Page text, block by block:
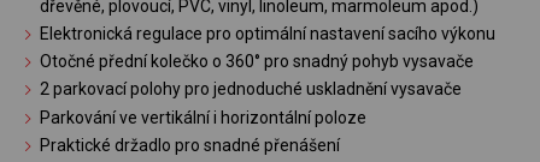
dřevěné, plovoucí, PVC, vinyl, linoleum, marmoleum apod.)
Elektronická regulace pro optimální nastavení sacího výkonu
Otočné přední kolečko o 360° pro snadný pohyb vysavače
2 parkovací polohy pro jednoduché uskladnění vysavače
Parkování ve vertikální i horizontální poloze
Praktické držadlo pro snadné přenášení